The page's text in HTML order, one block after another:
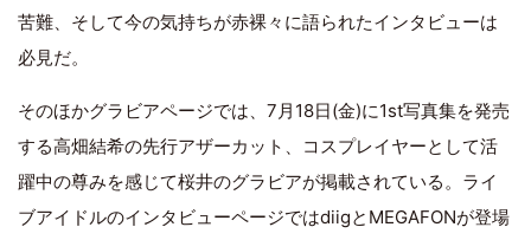
苦難、そして今の気持ちが赤裸々に語られたインタビューは
必見だ。
そのほかグラビアページでは、7月18日(金)に1st写真集を発売
する高畑結希の先行アザーカット、コスプレイヤーとして活
躍中の尊みを感じて桜井のグラビアが掲載されている。ライ
ブアイドルのインタビューページではdiigとMEGAFONが登場